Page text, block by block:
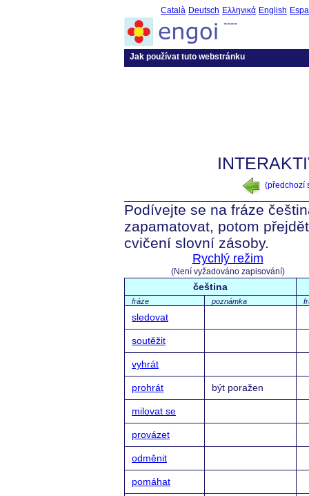
Català Deutsch Ελληνικά English
----
Jak používat tuto webstránku
(předchozí
Podívejte se na fráze
zapamatovat, potom
cvičení slovní zásoby.
Rychlý režim
(Není vyžadováno zapisování)
čeština
fráze poznámka
sledovat
soutěžit
vyhrát
prohrát být poražen
milovat se
provázet
odměnit
pomáhat